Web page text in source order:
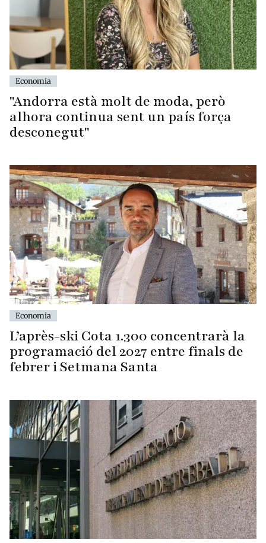
Economia
"Andorra està molt de moda, però
alhora continua sent un país força
desconegut"
Economia
L’après-ski Cota 1.300 concentrarà la
programació del 2027 entre finals de
febrer i Setmana Santa